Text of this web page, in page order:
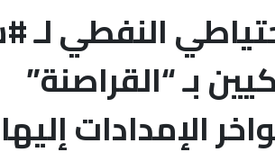
يقول إن 90% من الاحتياطي
بـ “القراصنة”
الإمدادات